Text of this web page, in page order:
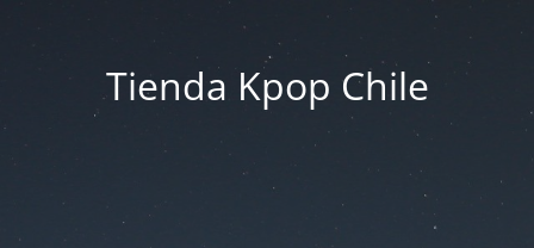
Tienda Kpop Chile